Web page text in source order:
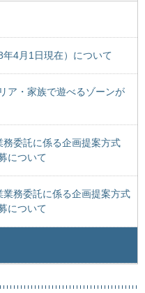
4月1日現在）について
ア・家族で遊べるゾーンが
委託に係る企画提案方式
について
務委託に係る企画提案方式
について